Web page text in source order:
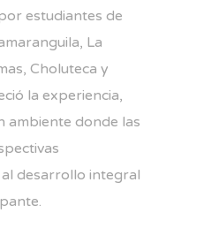
estudiantes de
La
Choluteca y
la experiencia,
ambiente donde las
desarrollo integral